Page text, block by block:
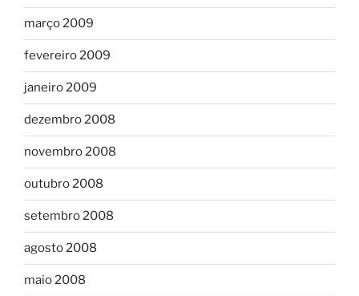
março 2009
fevereiro 2009
janeiro 2009
dezembro 2008
novembro 2008
outubro 2008
setembro 2008
agosto 2008
maio 2008